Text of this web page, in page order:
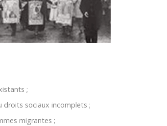
;
droits sociaux incomplets ;
migrantes ;